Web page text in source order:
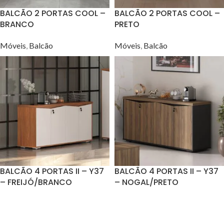
BALCÃO 2 PORTAS COOL –
BRANCO
Móveis, Balcão
BALCÃO 2 PORTAS COOL –
PRETO
Móveis, Balcão
BALCÃO 4 PORTAS II – Y37
– FREIJÓ/BRANCO
BALCÃO 4 PORTAS II – Y37
– NOGAL/PRETO